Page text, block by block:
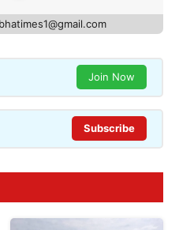
Join Now
Subscribe